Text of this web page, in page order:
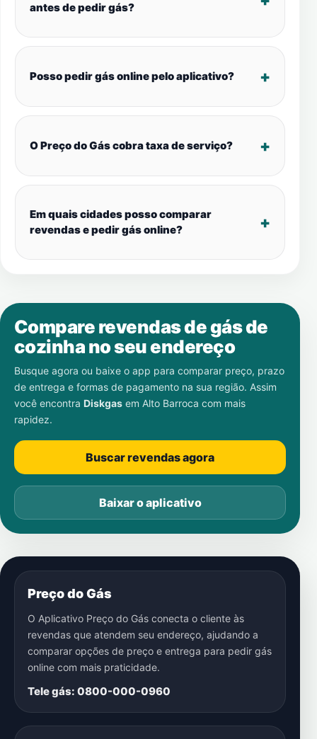
antes de pedir gás?
Posso pedir gás online pelo aplicativo?
O Preço do Gás cobra taxa de serviço?
Em quais cidades posso comparar
revendas e pedir gás online?
Compare revendas de gás de
cozinha no seu endereço
Busque agora ou baixe o app para comparar preço, prazo
de entrega e formas de pagamento na sua região. Assim
você encontra Diskgas em Alto Barroca com mais
rapidez.
Buscar revendas agora
Baixar o aplicativo
Preço do Gás
O Aplicativo Preço do Gás conecta o cliente às
revendas que atendem seu endereço, ajudando a
comparar opções de preço e entrega para pedir gás
online com mais praticidade.
Tele gás: 0800-000-0960